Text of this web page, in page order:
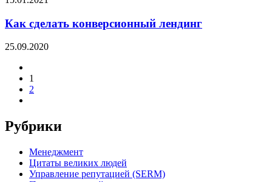
Как сделать конверсионный лендинг
25.09.2020
1
2
Рубрики
Менеджмент
Цитаты великих людей
Управление репутацией (SERM)